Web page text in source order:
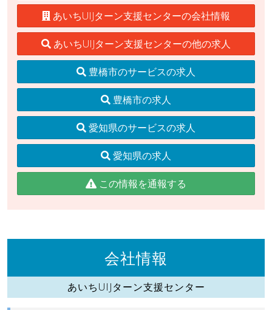
あいちUIJターン支援センターの会社情報
あいちUIJターン支援センターの他の求人
豊橋市のサービスの求人
豊橋市の求人
愛知県のサービスの求人
愛知県の求人
この情報を通報する
会社情報
あいちUIJターン支援センター